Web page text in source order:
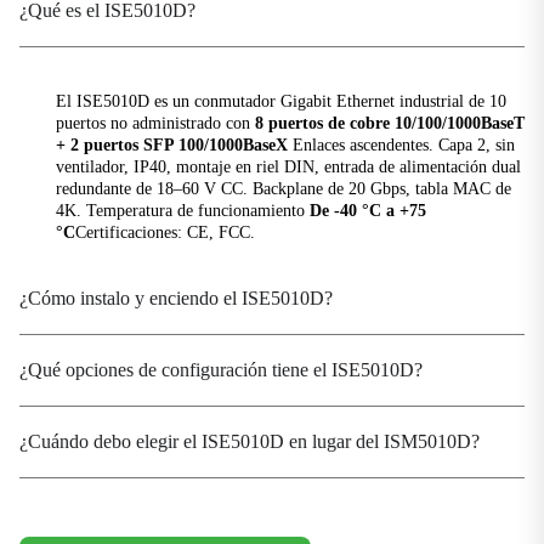
puertos
Tamaño de tabla MAC
Tamaño del búfer de paquetes
1,5 Mbits
Tipo de procesamiento
Almacenamiento y reenvío
Protección contra sobrecarga de corriente,
protección contra polaridad inversa.
¿Qué es el ISE5010D?
El ISE5010D es un conmutador Gigabit Ethernet industrial de 10
puertos no administrado con 8 puertos de cobre 10/100/1000BaseT
+ 2 puertos SFP 100/1000BaseX Enlaces ascendentes. Capa 2, sin
ventilador, IP40, montaje en riel DIN, entrada de alimentación dual
redundante de 18–60 V CC. Backplane de 20 Gbps, tabla MAC de
4K. Temperatura de funcionamiento De -40 °C a +75
°CCertificaciones: CE, FCC.
¿Cómo instalo y enciendo el ISE5010D?
¿Qué opciones de configuración tiene el ISE5010D?
¿Cuándo debo elegir el ISE5010D en lugar del ISM5010D?